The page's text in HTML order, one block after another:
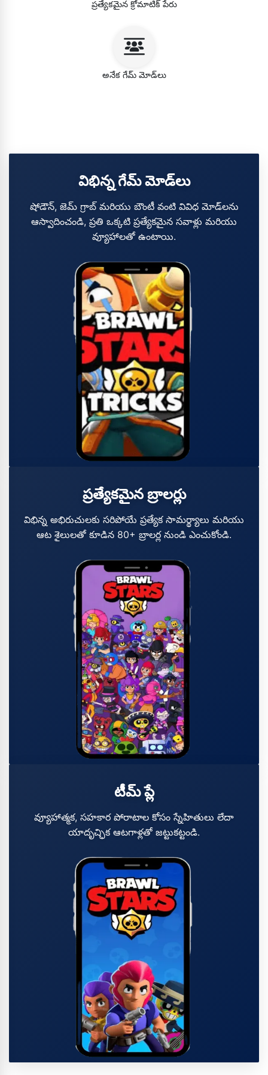
ప్రత్యేకమైన క్రోమాటిక్ పేరు
అనేక గేమ్ మోడ్‌లు
విభిన్న గేమ్ మోడ్‌లు
షోడౌన్, జెమ్ గ్రాబ్ మరియు బౌంటీ వంటి వివిధ మోడ్‌లను
ఆస్వాదించండి, ప్రతి ఒక్కటి ప్రత్యేకమైన సవాళ్లు మరియు
వ్యూహాలతో ఉంటాయి.
ప్రత్యేకమైన బ్రాలర్లు
విభిన్న అభిరుచులకు సరిపోయే ప్రత్యేక సామర్థ్యాలు మరియు
ఆట శైలులతో కూడిన 80+ బ్రాలర్ల నుండి ఎంచుకోండి.
టీమ్ ప్లే
వ్యూహాత్మక, సహకార పోరాటాల కోసం స్నేహితులు లేదా
యాదృచ్ఛిక ఆటగాళ్లతో జట్టుకట్టండి.